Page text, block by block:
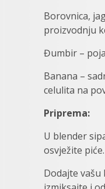
Borovnica,
proizvodnju
Đumbir –
Banana –
celulita na
Priprema:
U blender
osvježite piće.
Dodajte vašu